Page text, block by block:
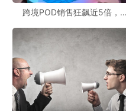
州不正当竞争法与普通
诉讼请求包括
禁止视频继续传播
强制被告发布更正声明
跨境POD销售狂飙近5倍，